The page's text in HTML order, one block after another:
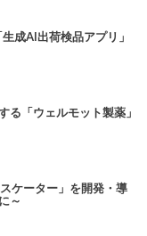
成AI出荷検品アプリ」
る「ウェルモット製薬」
ケーター」を開発・導
～